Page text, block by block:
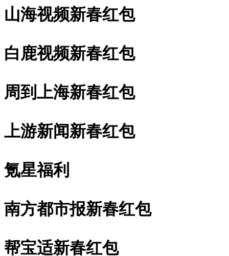
山海视频新春红包
白鹿视频新春红包
周到上海新春红包
上游新闻新春红包
氪星福利
南方都市报新春红包
帮宝适新春红包